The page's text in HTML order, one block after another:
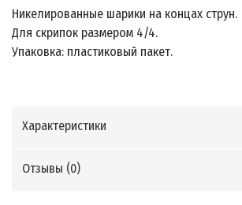
Никелированные шарики на концах струн.
Для скрипок размером 4/4.
Упаковка: пластиковый пакет.
Характеристики
Отзывы (0)